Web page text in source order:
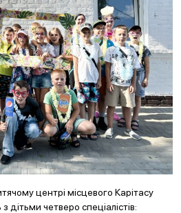
центрі місцевого Карітасу
четверо спеціалістів: